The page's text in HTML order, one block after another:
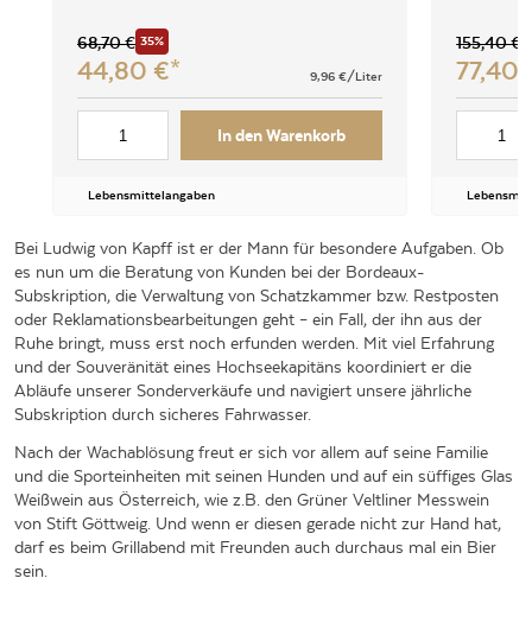
9,96 €/Liter
68,70€ 35%
44,80 €
In den Warenkorb
Lebensmittelangaben
155,40€
77,40
Bei Ludwig von Kapff ist er der Mann für besondere Aufgaben. Ob
es nun um die Beratung von Kunden bei der Bordeaux-
Subskription, die Verwaltung von Schatzkammer bzw. Restposten
oder Reklamationsbearbeitungen geht – ein Fall, der ihn aus der
Ruhe bringt, muss erst noch erfunden werden. Mit viel Erfahrung
und der Souveränität eines Hochseekapitäns koordiniert er die
Abläufe unserer Sonderverkäufe und navigiert unsere jährliche
Subskription durch sicheres Fahrwasser.
Nach der Wachablösung freut er sich vor allem auf seine Familie
und die Sporteinheiten mit seinen Hunden und auf ein süffiges Glas
Weißwein aus Österreich, wie z.B. den Grüner Veltliner Messwein
von Stift Göttweig. Und wenn er diesen gerade nicht zur Hand hat,
darf es beim Grillabend mit Freunden auch durchaus mal ein Bier
sein.